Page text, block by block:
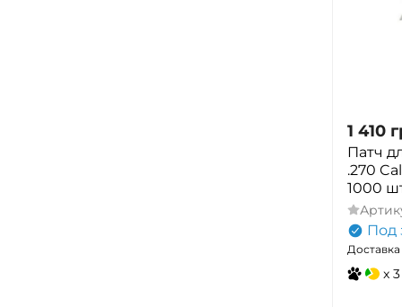
1 410
Патч
.270
1000
Под
Доставка
x